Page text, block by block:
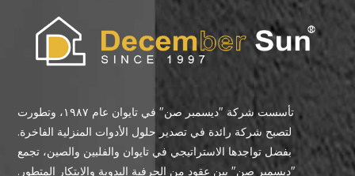
تأسست شركة "ديسمبر صن" في تايوان عام ١٩٨٧، وتطورت
لتصبح شركة رائدة في تصدير حلول الأدوات المنزلية الفاخرة.
بفضل تواجدها الاستراتيجي في تايوان والفلبين والصين، تجمع
"ديسمبر صن" بين عقود من الحرفية اليدوية والابتكار المتطور.